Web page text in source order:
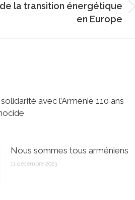
la transition énergétique
en Europe
avec l’Arménie 110 ans
Nous sommes tous arméniens
11 décembre 2023